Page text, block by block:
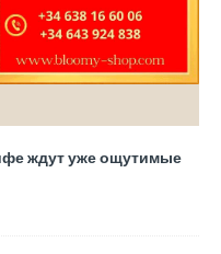
ждут уже ощутимые